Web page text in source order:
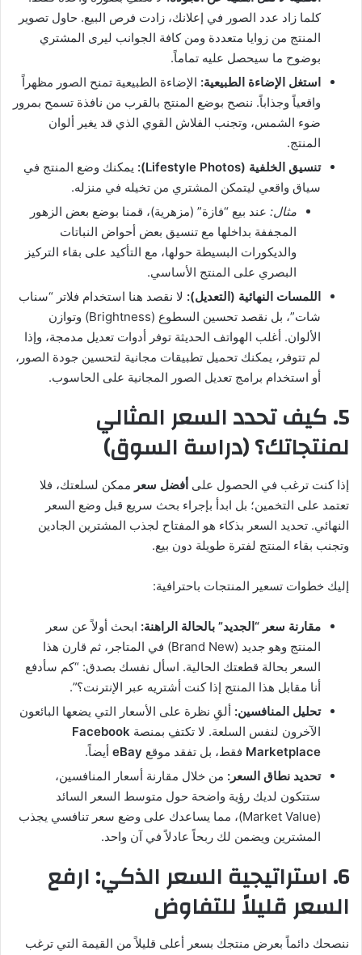
كلما زاد عدد الصور في إعلانك، زادت فرص البيع. حاول تصوير
المنتج من زوايا متعددة ومن كافة الجوانب ليرى المشتري
بوضوح ما سيحصل عليه تماماً.
استغل الإضاءة الطبيعية: الإضاءة الطبيعية تمنح الصور مظهراً
واقعياً وجذاباً. ننصح بوضع المنتج بالقرب من نافذة تسمح بمرور
ضوء الشمس، وتجنب الفلاش القوي الذي قد يغير ألوان
المنتج.
تنسيق الخلفية (Lifestyle Photos):
يمكنك وضع المنتج في
سياق واقعي ليتمكن المشتري من تخيله في منزله.
مثال: عند بيع “فازة” (مزهرية)، قمنا بوضع بعض الزهور
المجففة بداخلها مع تنسيق بعض أحواض النباتات
والديكورات البسيطة حولها، مع التأكيد على بقاء التركيز
البصري على المنتج الأساسي.
اللمسات النهائية (التعديل): لا نقصد هنا استخدام فلاتر “سناب
شات”، بل نقصد تحسين السطوع (Brightness) وتوازن
الألوان. أغلب الهواتف الحديثة توفر أدوات تعديل مدمجة، وإذا
لم تتوفر، يمكنك تحميل تطبيقات مجانية لتحسين جودة الصور،
أو استخدام برامج تعديل الصور المجانية على الحاسوب.
5. كيف تحدد السعر المثالي
لمنتجاتك؟ (دراسة السوق)
إذا كنت ترغب في الحصول على أفضل سعر ممكن لسلعتك، فلا
تعتمد على التخمين؛ بل ابدأ بإجراء بحث سريع قبل وضع السعر
النهائي. تحديد السعر بذكاء هو المفتاح لجذب المشترين الجادين
وتجنب بقاء المنتج لفترة طويلة دون بيع.
إليك خطوات تسعير المنتجات باحترافية:
مقارنة سعر “الجديد” بالحالة الراهنة: ابحث أولاً عن سعر
المنتج وهو جديد (Brand New) في المتاجر، ثم قارن هذا
السعر بحالة قطعتك الحالية. اسأل نفسك بصدق: “كم سأدفع
أنا مقابل هذا المنتج إذا كنت أشتريه عبر الإنترنت؟”.
تحليل المنافسين: ألقِ نظرة على الأسعار التي يضعها البائعون
الآخرون لنفس السلعة. لا تكتفِ بمنصة Facebook
Marketplace فقط، بل تفقد موقع eBay أيضاً.
تحديد نطاق السعر: من خلال مقارنة أسعار المنافسين،
ستتكون لديك رؤية واضحة حول متوسط السعر السائد
(Market Value)، مما يساعدك على وضع سعر تنافسي يجذب
المشترين ويضمن لك ربحاً عادلاً في آن واحد.
6. استراتيجية السعر الذكي: ارفع
السعر قليلاً للتفاوض
ننصحك دائماً بعرض منتجك بسعر أعلى قليلاً من القيمة التي ترغب